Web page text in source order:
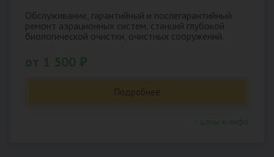
Обслуживание, гарантийный и послегарантийный
ремонт аэрационных систем, станций глубокой
биологической очистки, очистных сооружений.
Подробнее